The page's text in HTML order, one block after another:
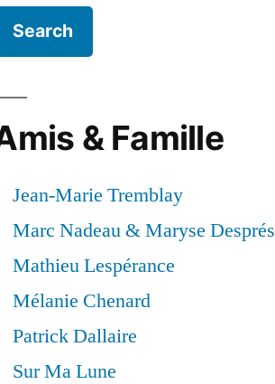
& Famille
Jean-Marie Tremblay
Marc Nadeau & Maryse Després
Mathieu Lespérance
Mélanie Chenard
Patrick Dallaire
Sur Ma Lune